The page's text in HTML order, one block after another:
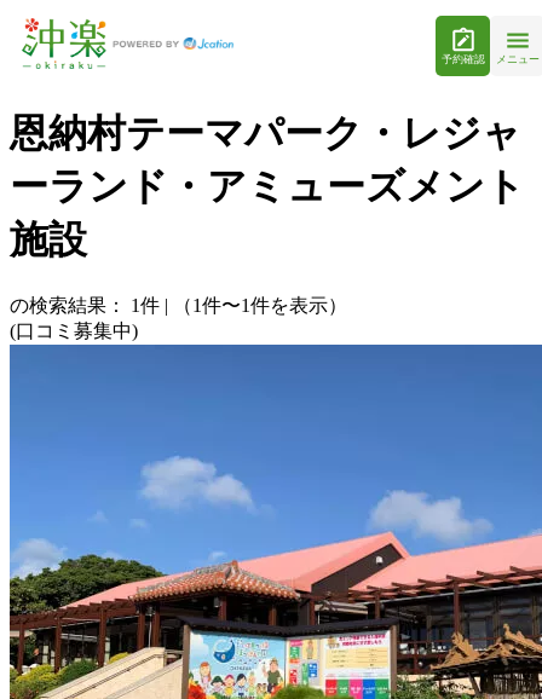
予約確認 メニュー
恩納村テーマパーク・レジャ
ーランド・アミューズメント
施設
の検索結果： 1件 |
（1件〜1件を表示）
(口コミ募集中)